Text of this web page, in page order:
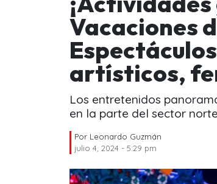
Vacaciones
artísticos,
Los entretenidos
en la parte del sector
Por Leonardo Guzmán
julio 4, 2024 - 5:29 pm